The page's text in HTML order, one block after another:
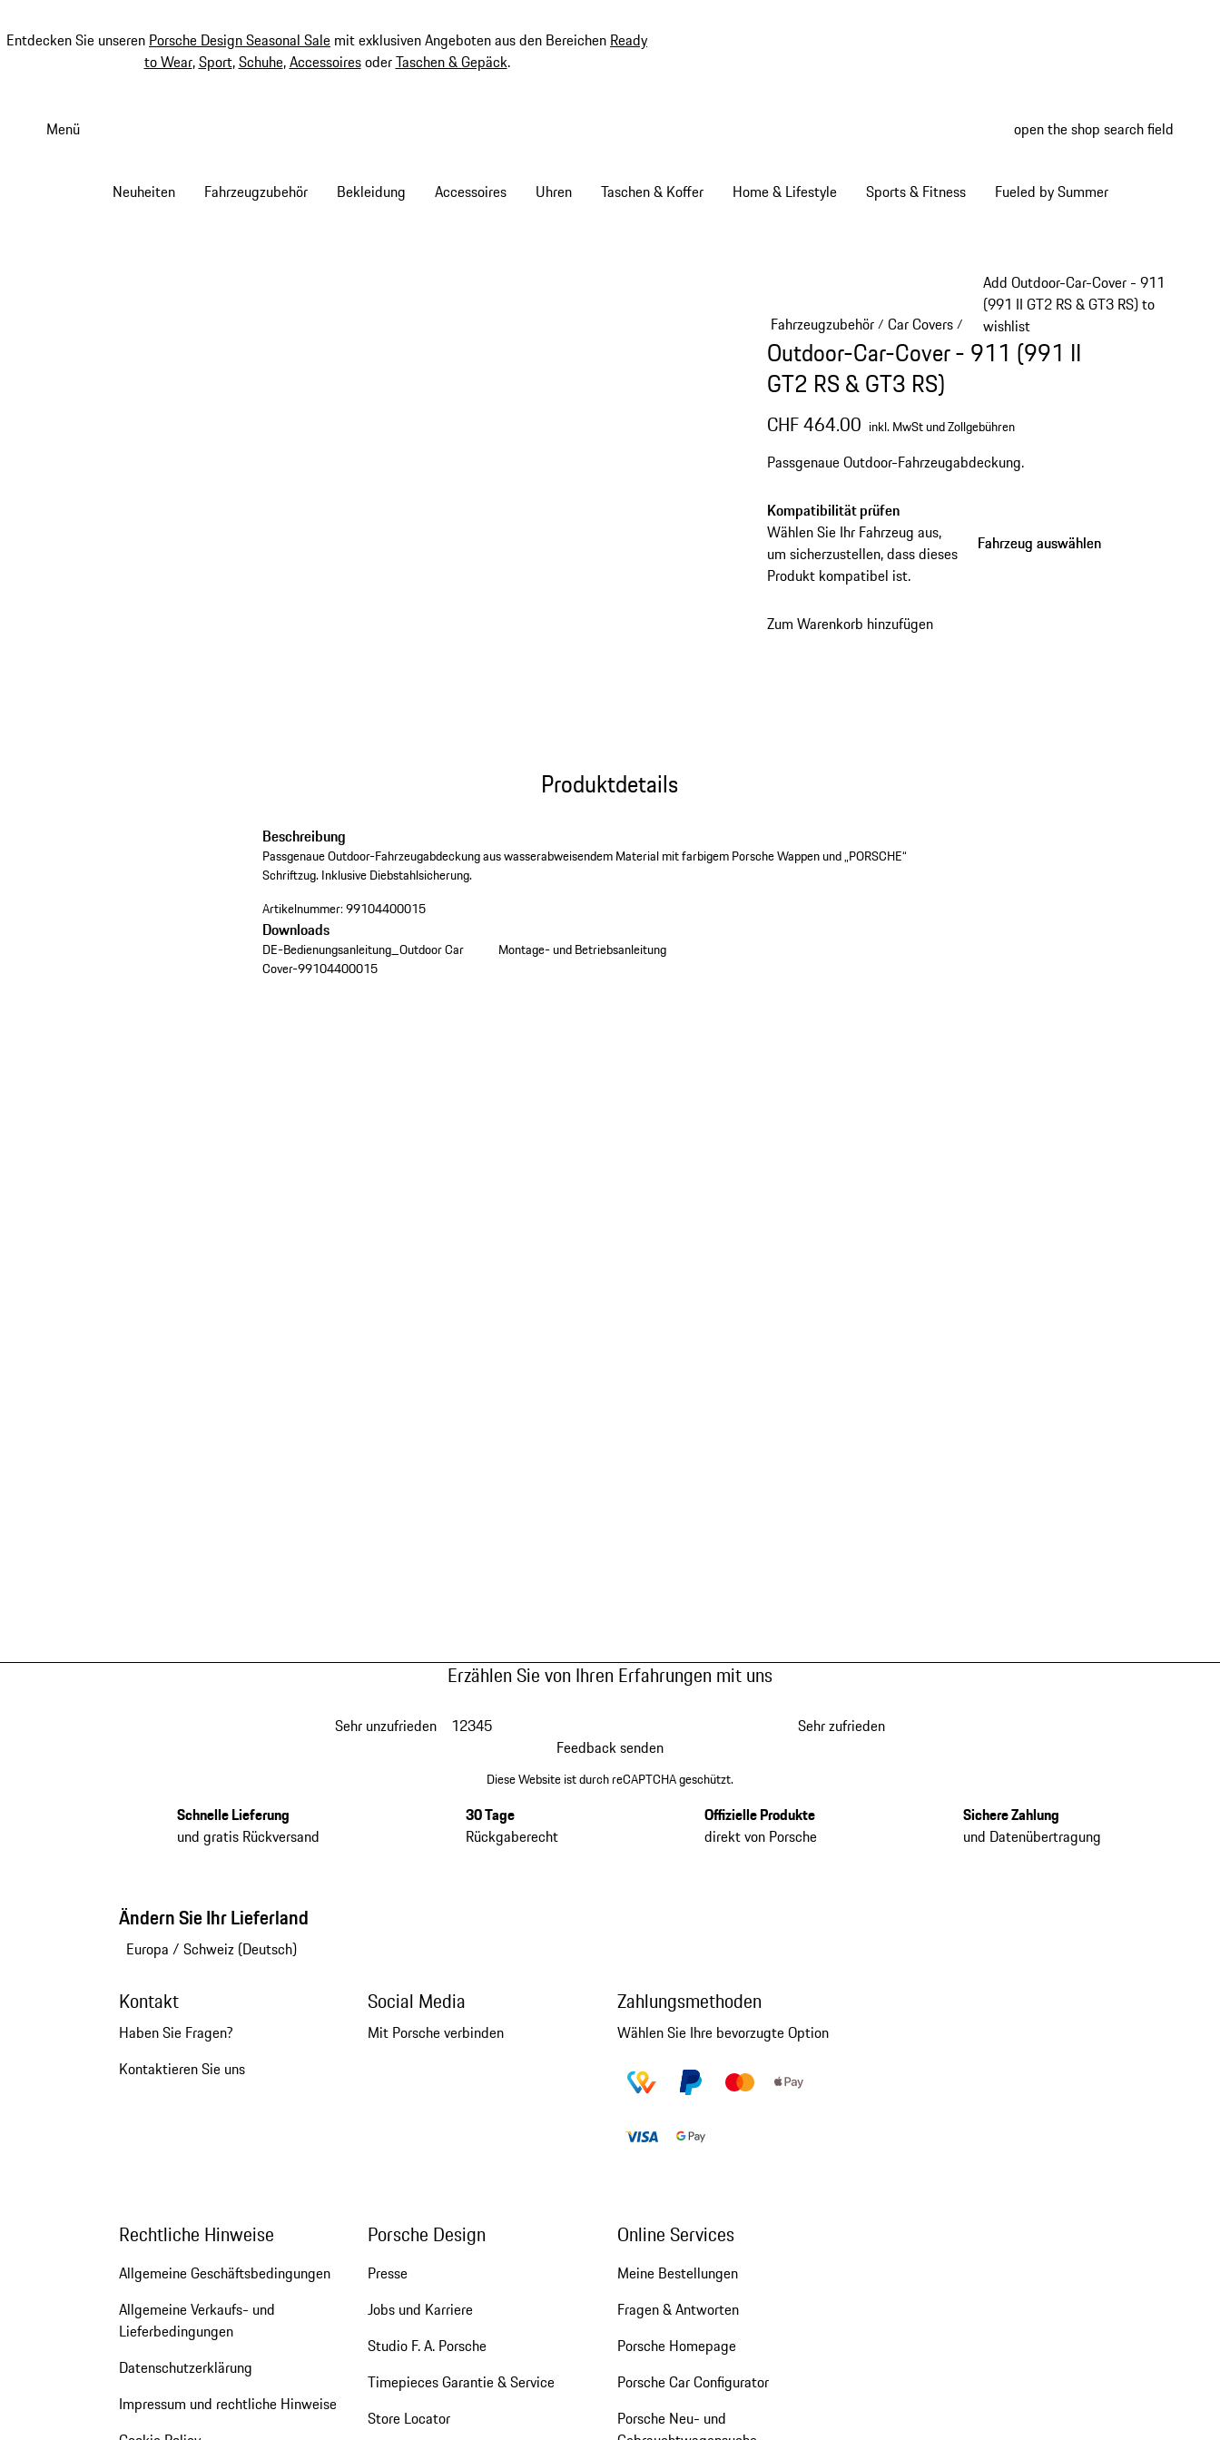
Entdecken Sie unseren Porsche Design Seasonal Sale mit exklusiven Angeboten aus den Bereichen Ready
to Wear,Sport,Schuhe,AccessoiresoderTaschen & Gepäck.
Hauptinhalt
Menü open the shop search field
Neuheiten Fahrzeugzubehör Bekleidung Accessoires Uhren Taschen & Koffer Home & Lifestyle Sports & Fitness Fueled by Summer
Add Outdoor-Car-Cover - 911
(991 II GT2 RS & GT3 RS) to
wishlist
Fahrzeugzubehör/ Car Covers/
Outdoor-Car-Cover - 911 (991 II
GT2 RS & GT3 RS)
CHF 464.00 inkl. MwSt und Zollgebühren
Passgenaue Outdoor-Fahrzeugabdeckung.
Kompatibilität prüfen
Wählen Sie Ihr Fahrzeug aus,
um sicherzustellen, dass dieses
Produkt kompatibel ist.
Fahrzeug auswählen
Fahrzeug auswählen
Zum Warenkorb hinzufügen
Produktdetails
Beschreibung
Passgenaue Outdoor-Fahrzeugabdeckung aus wasserabweisendem Material mit farbigem Porsche Wappen und „PORSCHE“
Schriftzug. Inklusive Diebstahlsicherung.
Artikelnummer:99104400015
Downloads
DE-Bedienungsanleitung_Outdoor Car
Cover-99104400015
Montage- und Betriebsanleitung
Erzählen Sie von Ihren Erfahrungen mit uns
Sehr unzufrieden 12345
Sehr zufrieden
Feedback senden
Diese Website ist durch reCAPTCHA geschützt.
Schnelle Lieferung
und gratis Rückversand
30 Tage
Rückgaberecht
Offizielle Produkte
direkt von Porsche
Sichere Zahlung
und Datenübertragung
Ändern Sie Ihr Lieferland
Europa / Schweiz (Deutsch)
Kontakt
Haben Sie Fragen?
Kontaktieren Sie uns
Social Media
Mit Porsche verbinden
Zahlungsmethoden
Wählen Sie Ihre bevorzugte Option
Rechtliche Hinweise
Allgemeine Geschäftsbedingungen
Allgemeine Verkaufs- und
Lieferbedingungen
Datenschutzerklärung
Impressum und rechtliche Hinweise
Porsche Design
Presse
Jobs und Karriere
Studio F. A. Porsche
Timepieces Garantie & Service
Store Locator
Online Services
Meine Bestellungen
Fragen & Antworten
Porsche Homepage
Porsche Car Configurator
Porsche Neu- und